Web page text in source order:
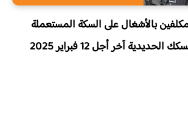
توظيف 02 مكلفين بالأشغال على السكة المستعملة
آخر أجل 12 فبراير 2025